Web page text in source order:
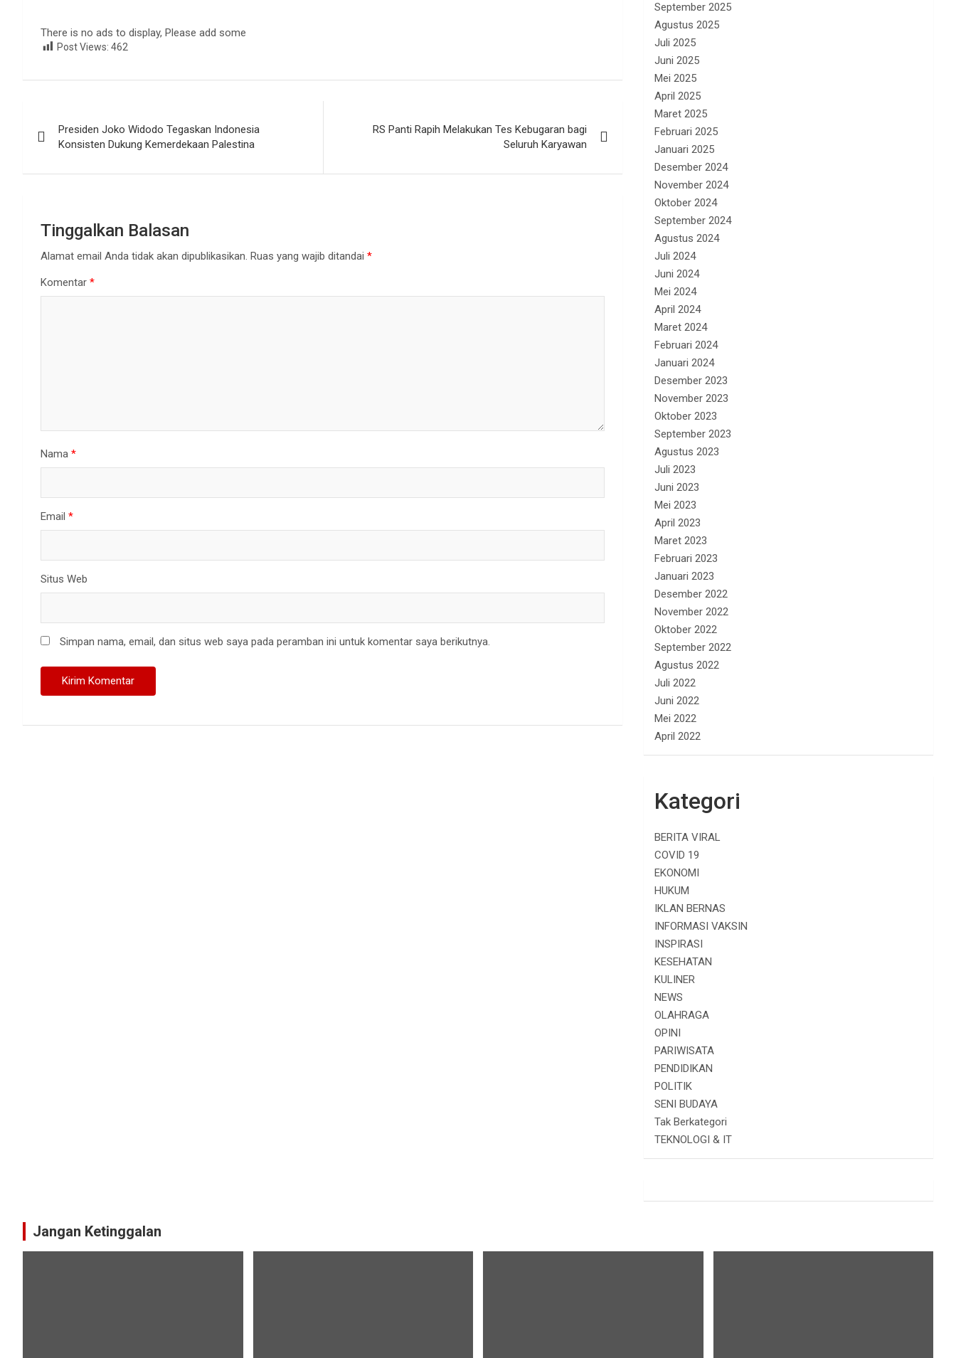
There is no ads to display, Please add some
Post Views: 462
pos
Presiden Joko Widodo Tegaskan Indonesia
Konsisten Dukung Kemerdekaan Palestina
RS Panti Rapih Melakukan Tes Kebugaran bagi
Seluruh Karyawan
Tinggalkan Balasan
Alamat email Anda tidak akan dipublikasikan. Ruas yang wajib ditandai *
Komentar *
Nama *
Email *
Situs Web
Simpan nama, email, dan situs web saya pada peramban ini untuk komentar saya berikutnya.
September 2025
Agustus 2025
Juli 2025
Juni 2025
Mei 2025
April 2025
Maret 2025
Februari 2025
Januari 2025
Desember 2024
November 2024
Oktober 2024
September 2024
Agustus 2024
Juli 2024
Juni 2024
Mei 2024
April 2024
Maret 2024
Februari 2024
Januari 2024
Desember 2023
November 2023
Oktober 2023
September 2023
Agustus 2023
Juli 2023
Juni 2023
Mei 2023
April 2023
Maret 2023
Februari 2023
Januari 2023
Desember 2022
November 2022
Oktober 2022
September 2022
Agustus 2022
Juli 2022
Juni 2022
Mei 2022
April 2022
Kategori
BERITA VIRAL
COVID 19
EKONOMI
HUKUM
IKLAN BERNAS
INFORMASI VAKSIN
INSPIRASI
KESEHATAN
KULINER
NEWS
OLAHRAGA
OPINI
PARIWISATA
PENDIDIKAN
POLITIK
SENI BUDAYA
Tak Berkategori
TEKNOLOGI & IT
Jangan Ketinggalan